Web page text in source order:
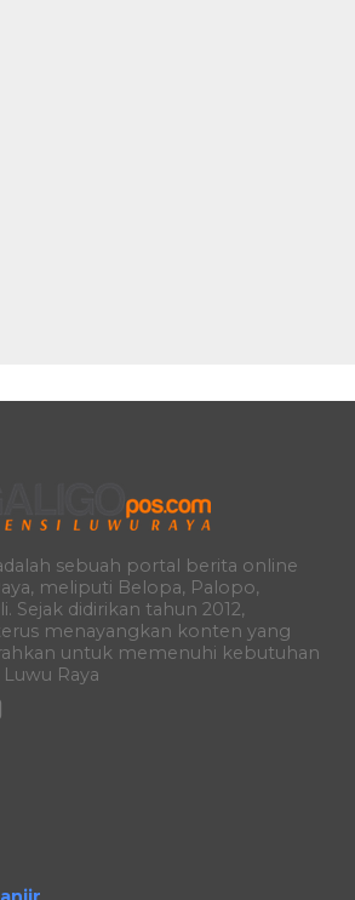
sebuah portal berita online
meliputi Belopa, Palopo,
Sejak didirikan tahun 2012,
menayangkan konten yang
untuk memenuhi kebutuhan
Raya